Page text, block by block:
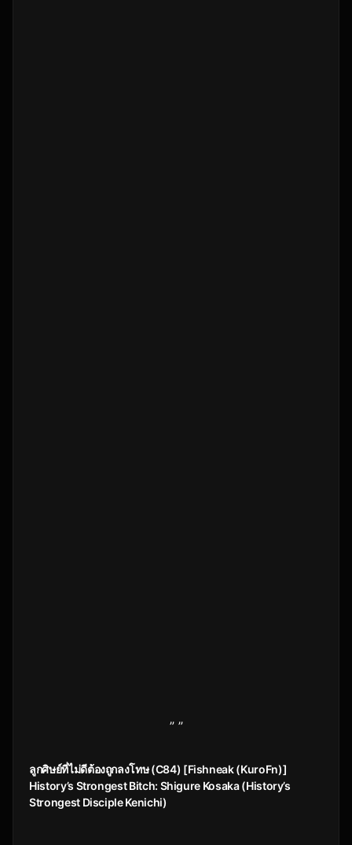
” ”
ลูกศิษย์ที่ไม่ดีต้องถูกลงโทษ (C84) [Fishneak (KuroFn)]
History’s Strongest Bitch: Shigure Kosaka (History’s
Strongest Disciple Kenichi)